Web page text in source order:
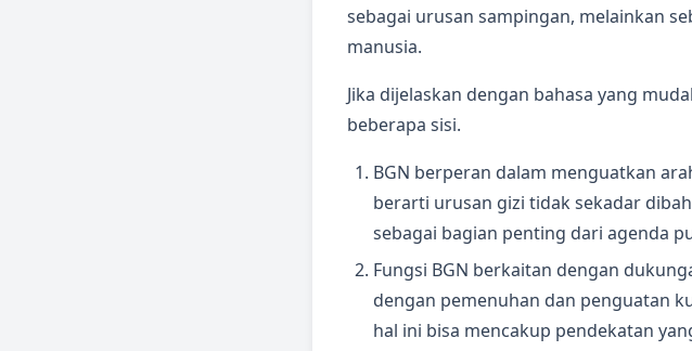
sebagai urusan sampingan, melainkan
manusia.
Jika dijelaskan dengan bahasa yang
beberapa sisi.
BGN berperan dalam menguatkan
berarti urusan gizi tidak sekadar
sebagai bagian penting dari agenda
Fungsi BGN berkaitan dengan
dengan pemenuhan dan penguatan
hal ini bisa mencakup pendekatan